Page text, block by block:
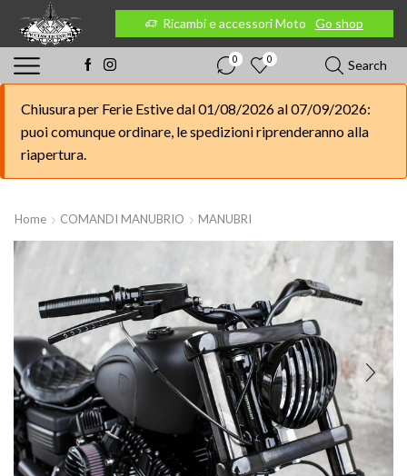
Go shop Ricambi e accessori Moto Go shop
0 0 Search
Chiusura per Ferie Estive dal 01/08/2026 al 07/09/2026:
puoi comunque ordinare, le spedizioni riprenderanno alla
riapertura.
Home COMANDI MANUBRIO MANUBRI